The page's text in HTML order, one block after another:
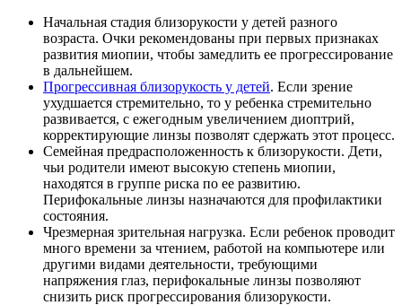
Начальная стадия близорукости у детей разного
возраста. Очки рекомендованы при первых признаках
развития миопии, чтобы замедлить ее прогрессирование
в дальнейшем.
Прогрессивная близорукость у детей. Если зрение
ухудшается стремительно, то у ребенка стремительно
развивается, с ежегодным увеличением диоптрий,
корректирующие линзы позволят сдержать этот процесс.
Семейная предрасположенность к близорукости. Дети,
чьи родители имеют высокую степень миопии,
находятся в группе риска по ее развитию.
Перифокальные линзы назначаются для профилактики
состояния.
Чрезмерная зрительная нагрузка. Если ребенок проводит
много времени за чтением, работой на компьютере или
другими видами деятельности, требующими
напряжения глаз, перифокальные линзы позволяют
снизить риск прогрессирования близорукости.